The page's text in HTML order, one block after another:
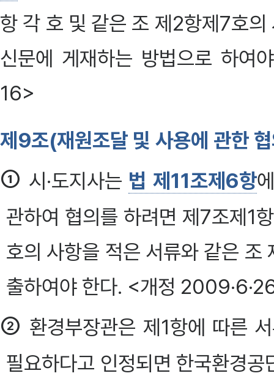
항 각 호 및 같은 조 제2항제7호
신문에 게재하는 방법으로 하
16>
제9조(재원조달 및 사용에 관한
① 시·도지사는 법 제11조제6항
관하여 협의를 하려면 제7조제1
호의 사항을 적은 서류와 같은
출하여야 한다. <개정
② 환경부장관은 제1항에 따른
필요하다고 인정되면 한국환경